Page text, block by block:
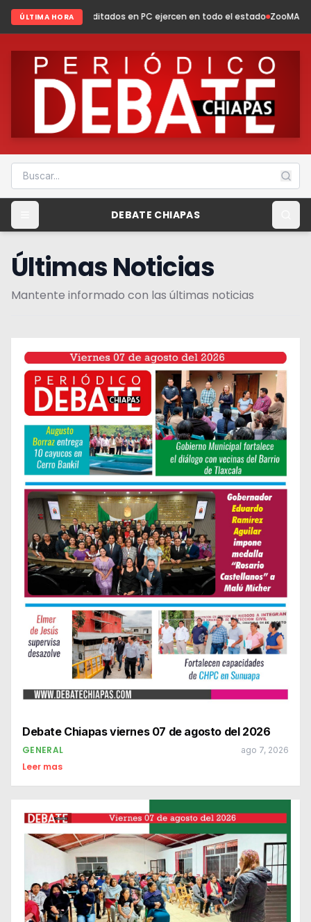
ÚLTIMA HORA
en PC ejercen en todo el estado ZooMAT evoluciona:
DEBATE CHIAPAS
Últimas Noticias
Mantente informado con las últimas noticias
Debate Chiapas viernes 07 de agosto del 2026
GENERAL ago 7, 2026
Leer mas